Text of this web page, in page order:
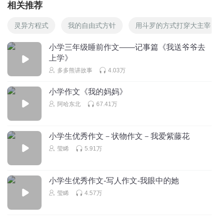
相关推荐
灵异方程式 我的自由式方针 用斗罗的方式打穿大主宰
小学三年级睡前作文——记事篇《我送爷爷去
上学》
多多熊讲故事 4.03万
小学作文《我的妈妈》
阿哈东北 67.41万
小学生优秀作文－状物作文－我爱紫藤花
莹睎 5.91万
小学生优秀作文-写人作文-我眼中的她
莹睎 4.57万